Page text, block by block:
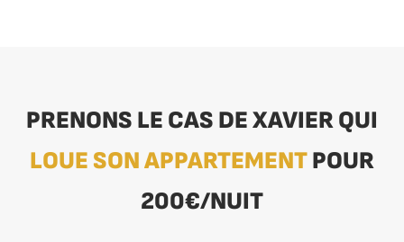
PRENONS LE CAS DE XAVIER QUI
LOUE SON APPARTEMENTPOUR
200€/NUIT